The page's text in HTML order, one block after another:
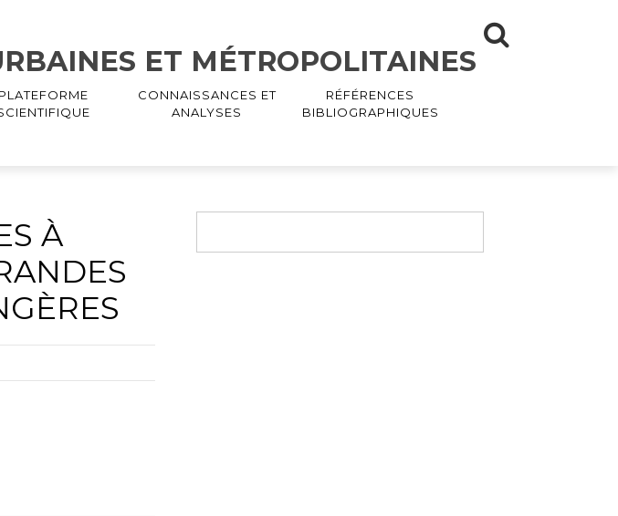
ET MÉTROPOLITAINES
PLATEFORME
CONNAISSANCES ET
ANALYSES
RÉFÉRENCES
BIBLIOGRAPHIQUES
À